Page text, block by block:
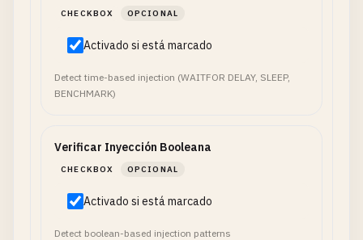
CHECKBOX OPCIONAL
Activado si está marcado
Detect time-based injection (WAITFOR DELAY, SLEEP,
BENCHMARK)
Verificar Inyección Booleana
CHECKBOX OPCIONAL
Activado si está marcado
Detect boolean-based injection patterns